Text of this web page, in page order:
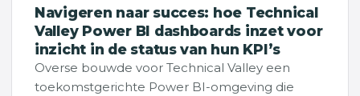
Navigeren naar succes: hoe Technical
Valley Power BI dashboards inzet voor
inzicht in de status van hun KPI’s
Overse bouwde voor Technical Valley een
toekomstgerichte Power BI-omgeving die